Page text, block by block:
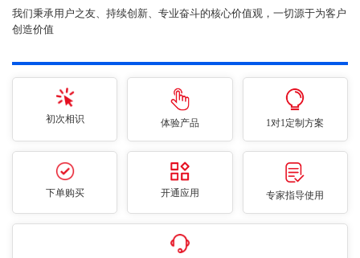
我们秉承用户之友、持续创新、专业奋斗的核心价值观，一切源于为客户
创造价值
初次相识 体验产品 1对1定制方案
下单购买 开通应用 专家指导使用